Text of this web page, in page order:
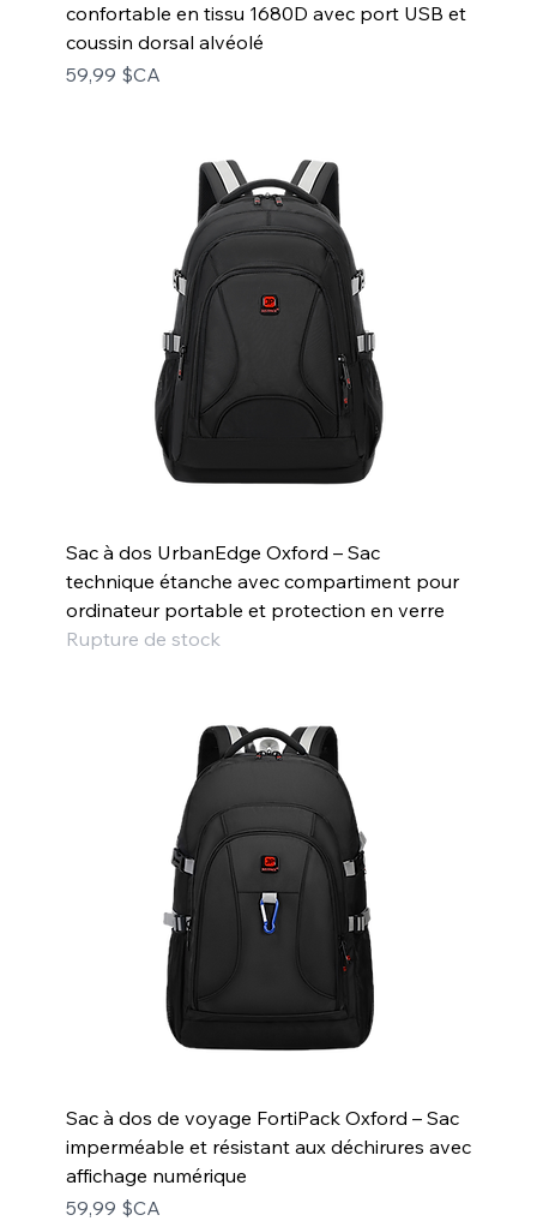
confortable en tissu 1680D avec port USB et
coussin dorsal alvéolé
Prix
59,99 $CA
Sac à dos UrbanEdge Oxford – Sac
technique étanche avec compartiment pour
ordinateur portable et protection en verre
Rupture de stock
Sac à dos de voyage FortiPack Oxford – Sac
imperméable et résistant aux déchirures avec
affichage numérique
Prix
59,99 $CA